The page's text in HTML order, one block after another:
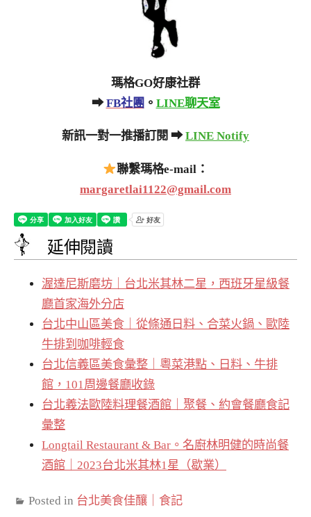
瑪格GO好康社群
➡FB社團 。 LINE聊天室
新訊一對一推播訂閱 ➡LINE Notify
聯繫瑪格e-mail：
margaretlai1122@gmail.com
延伸閱讀
渥達尼斯磨坊｜台北米其林二星，西班牙星級餐
廳首家海外分店
台北中山區美食｜從條通日料、合菜火鍋、歐陸
牛排到咖啡輕食
台北信義區美食彙整｜粵菜港點、日料、牛排
館，101周邊餐廳收錄
台北義法歐陸料理餐酒館｜聚餐、約會餐廳食記
彙整
Longtail Restaurant & Bar。名廚林明健的時尚餐
酒館｜2023台北米其林1星（歇業）
Posted in 台北美食佳釀｜食記